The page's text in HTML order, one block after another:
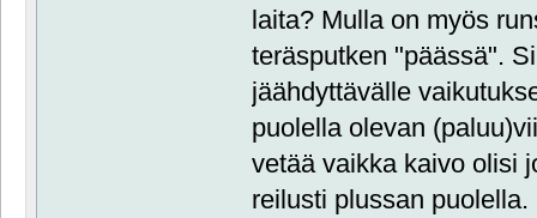
laita? Mulla on myös
teräsputken "päässä".
jäähdyttävälle
puolella olevan
vetää vaikka kaivo olisi
reilusti plussan